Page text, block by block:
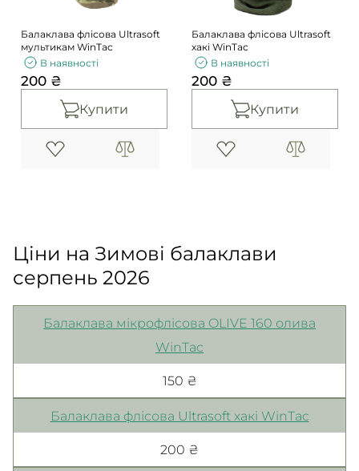
Балаклава флісова Ultrasoft
мультикам WinTac
В наявності
200 ₴
Купити
Балаклава флісова Ultrasoft
хакі WinTac
В наявності
200 ₴
Купити
Ціни на Зимові балаклави
серпень 2026
Балаклава мікрофлісова OLIVE 160 олива
WinTac
150 ₴
Балаклава флісова Ultrasoft хакі WinTac
200 ₴